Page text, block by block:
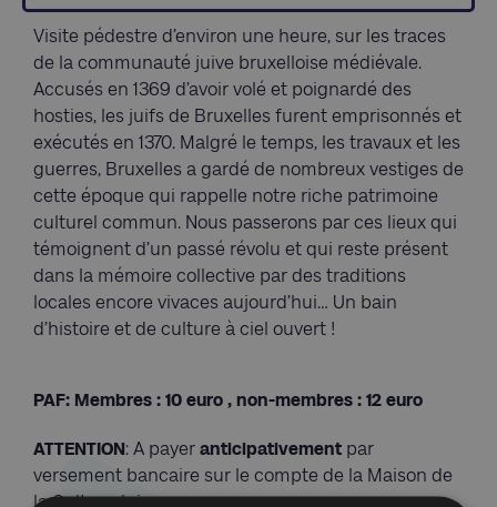
Visite pédestre d’environ une heure, sur les traces
de la communauté juive bruxelloise médiévale.
Accusés en 1369 d’avoir volé et poignardé des
hosties, les juifs de Bruxelles furent emprisonnés et
exécutés en 1370. Malgré le temps, les travaux et les
guerres, Bruxelles a gardé de nombreux vestiges de
cette époque qui rappelle notre riche patrimoine
culturel commun. Nous passerons par ces lieux qui
témoignent d’un passé révolu et qui reste présent
dans la mémoire collective par des traditions
locales encore vivaces aujourd’hui… Un bain
d’histoire et de culture à ciel ouvert !
PAF: Membres : 10 euro , non-membres : 12 euro
ATTENTION : A payer anticipativement par
versement bancaire sur le compte de la Maison de
la Culture Juive